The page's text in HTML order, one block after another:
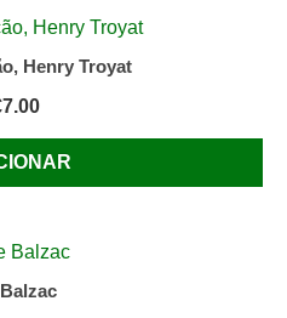
Henry Troyat
7.00